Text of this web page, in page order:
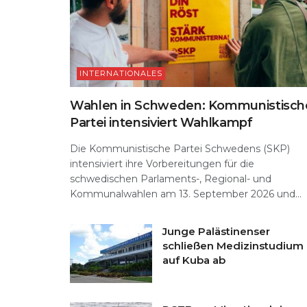
INTERNATIONALES
Wahlen in Schweden:
Partei intensiviert Wahlkampf
Die Kommunistische Partei Schwedens (SKP)
intensiviert ihre Vorbereitungen für die
schwedischen Parlaments-, Regional- und
Kommunalwahlen am 13. September 2026 und...
Junge Palästinenser
schließen Medizinstudium
auf Kuba ab